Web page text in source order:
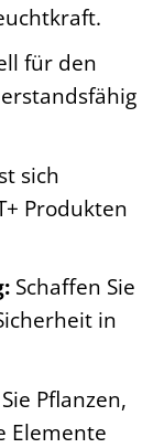
für den
sich
Produkten
Schaffen Sie
in
Pflanzen,
Elemente